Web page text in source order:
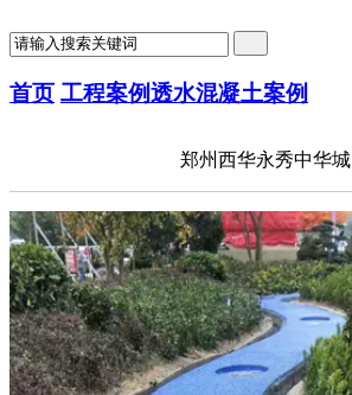
首页 工程案例透水混凝土案例
郑州西华永秀中华城